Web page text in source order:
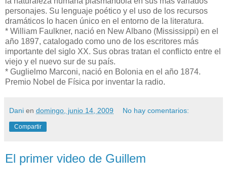
personajes. Su lenguaje poético y el uso de los recursos
dramáticos lo hacen único en el entorno de la literatura.
* William Faulkner, nació en New Albano (Mississippi) en el
año 1897, catalogado como uno de los escritores más
importante del siglo XX. Sus obras tratan el conflicto entre el
viejo y el nuevo sur de su país.
* Guglielmo Marconi, nació en Bolonia en el año 1874.
Premio Nobel de Física por inventar la radio.
Dani en domingo, junio 14, 2009 No hay comentarios:
Compartir
El primer video de Guillem